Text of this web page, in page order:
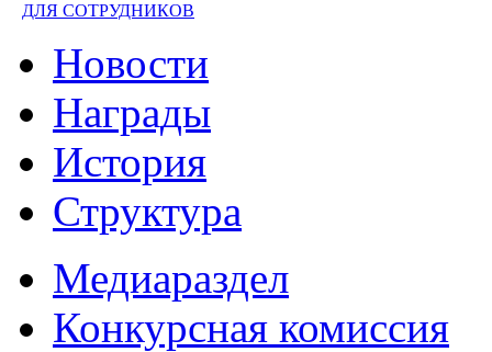
ДЛЯ СОТРУДНИКОВ
Новости
Награды
История
Структура
Медиараздел
Конкурсная комиссия